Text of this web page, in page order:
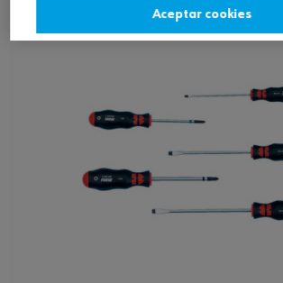
Aceptar cookies